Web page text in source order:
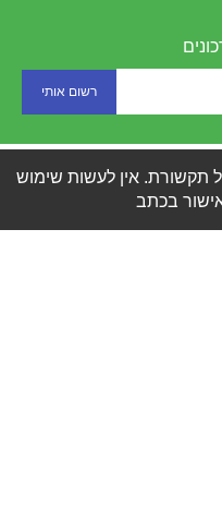
תקשורת. אין לעשות שימוש
בכתב